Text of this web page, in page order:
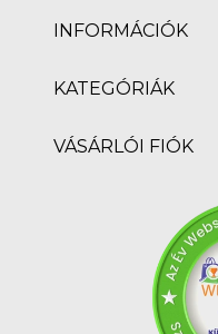
INFORMÁCIÓK
KATEGÓRIÁK
VÁSÁRLÓI FIÓK